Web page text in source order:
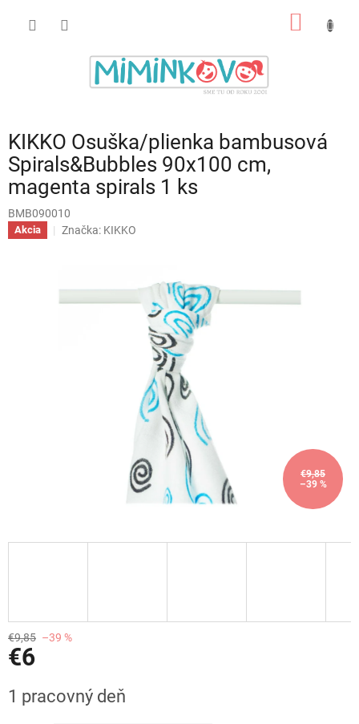
KIKKO Osuška/plienka bambusová
Spirals&Bubbles 90x100 cm,
magenta spirals 1 ks
BMB090010
Akcia Značka: KIKKO
€9,85
–39 %
€9,85 –39 %
€6
cena:
1 pracovný deň